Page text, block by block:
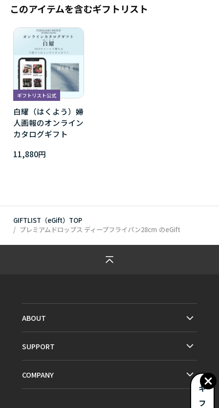
このアイテムを含むギフトリスト
ギフトリスト公式
白耀（はくよう）婦
人画報のオンライン
カタログギフト
11,880円
GIFTLIST（eGift）TOP
プレミアムドロップス ディープフライパン28cm のeGift
ABOUT
SUPPORT
COMPANY